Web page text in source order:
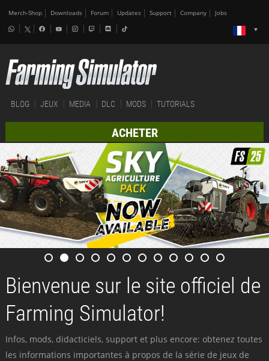
Merch-Shop Downloads Forum Updates Support Company Jobs
BLOG JEUX MEDIA DLC MODS TUTORIALS
ACHETER
Bienvenue sur le site officiel de
Farming Simulator!
Infos, mods, didacticiels, support et plus encore: obtenez toutes
les informations importantes à propos de la série de jeux de